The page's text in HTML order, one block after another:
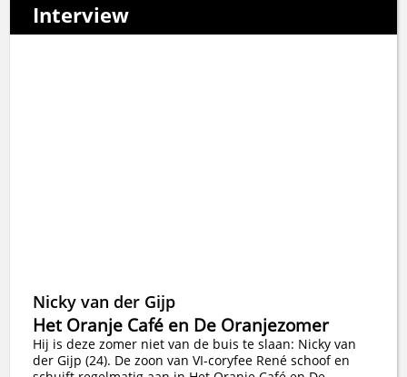
Interview
Nicky van der Gijp
Het Oranje Café en De Oranjezomer
Hij is deze zomer niet van de buis te slaan: Nicky van
der Gijp (24). De zoon van VI-coryfee René schoof en